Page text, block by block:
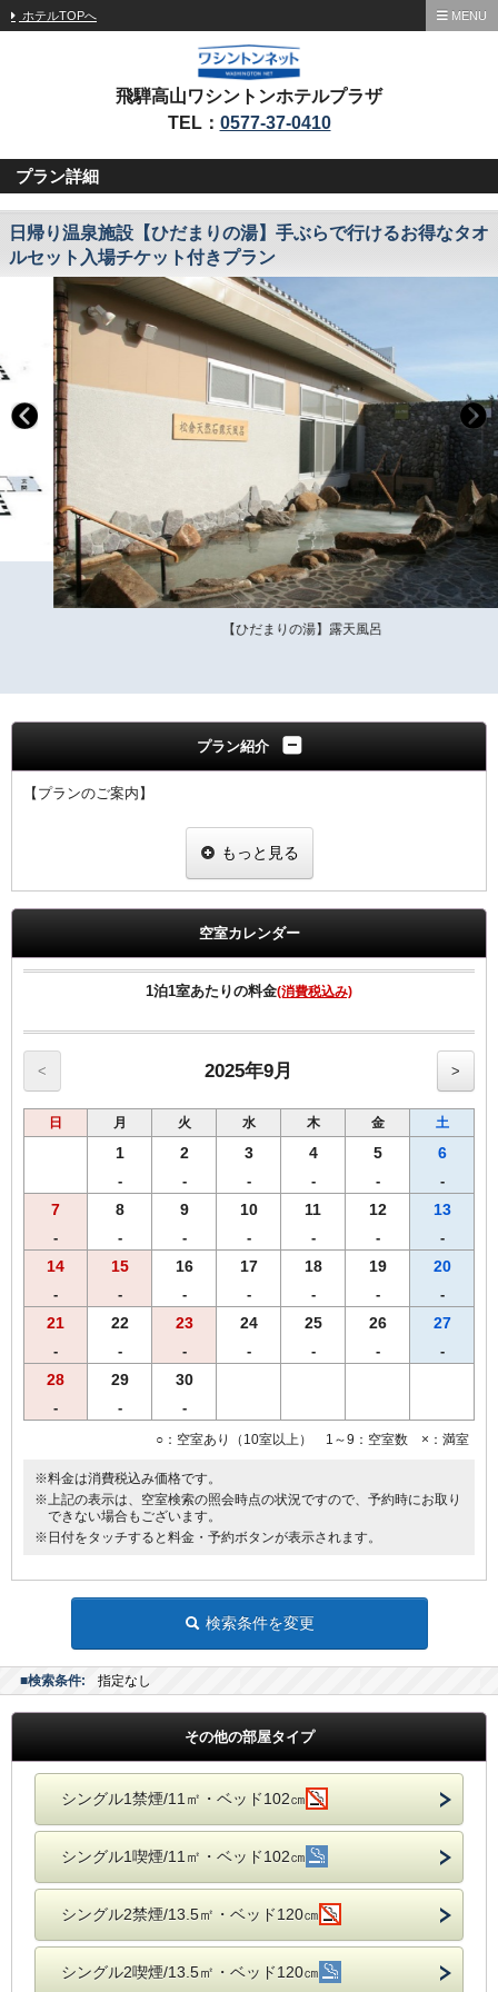
ホテルTOPへ MENU
飛騨高山ワシントンホテルプラザ
TEL： 0577-37-0410
プラン詳細
日帰り温泉施設【ひだまりの湯】手ぶらで行けるお得なタオ
ルセット入場チケット付きプラン
【ひだまりの湯】露天風呂
プラン紹介
【プランのご案内】
ト（フェイスタオル・バスタオル）が付いたお得な入場券付きプラン
です。 （館外施設になります。車で約10分）
7：30～23：00（最終入館22：30）
・レストラン（定休日：火曜日 金曜日の夜の部はお休み）
平日 11：00～14：00 18：00～21：20（ラストオーダー21：
00）
・ご到着日又はご出発日いずれかでご利用いただけます。
・ホテル前より無料シャトルバスをご利用いただけます。
10：20・13：20・15：20・17：50・19：20・20：00・21：20
ひだまりの湯出発
13：00・15：00・17：30・19：00・19：40・21：00
・ひだまりの湯ホームページは下記になります。
https://hidamarinoyu.jimdofree.com/
【客室のご案内】
・全室Ｗi－Ｆi無料接続＆加湿空気清浄機＆枕元にＵＳＢコンセント
もっと見る
空室カレンダー
1泊1室あたりの料金(消費税込み)
< 2025年9月 >
日 月 火 水 木 金 土
1
-
2
-
3
-
4
-
5
-
6
-
7
-
8
-
9
-
10
-
11
-
12
-
13
-
14
-
15
-
16
-
17
-
18
-
19
-
20
-
21
-
22
-
23
-
24
-
25
-
26
-
27
-
28
-
29
-
30
-
○：空室あり（10室以上） 1～9：空室数 ×：満室
※料金は消費税込み価格です。
※上記の表示は、空室検索の照会時点の状況ですので、予約時にお取り
できない場合もございます。
※日付をタッチすると料金・予約ボタンが表示されます。
検索条件を変更
■検索条件: 指定なし
その他の部屋タイプ
シングル1禁煙/11㎡・ベッド102㎝
シングル1喫煙/11㎡・ベッド102㎝
シングル2禁煙/13.5㎡・ベッド120㎝
シングル2喫煙/13.5㎡・ベッド120㎝